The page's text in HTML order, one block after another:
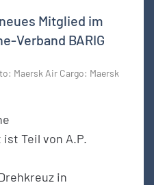
Mitglied im
Verband BARIG
Maersk Air Cargo: Maersk
Teil von A.P.
in